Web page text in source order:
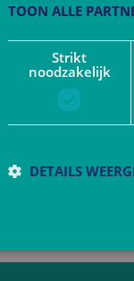
TOON ALLE
Strikt
noodzakelijk
DETAILS